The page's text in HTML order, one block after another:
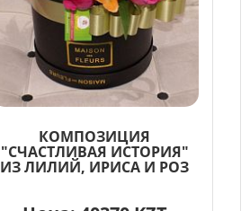
КОМПОЗИЦИЯ
"СЧАСТЛИВАЯ ИСТОРИЯ"
ИЗ ЛИЛИЙ, ИРИСА И РОЗ